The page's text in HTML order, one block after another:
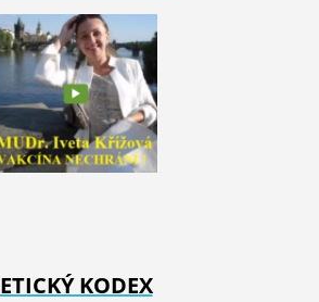
ETICKÝ KODEX